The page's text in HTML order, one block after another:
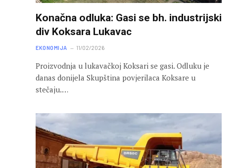
Konačna odluka: Gasi se bh. industrijski
div Koksara Lukavac
EKONOMIJA 11/02/2026
Proizvodnja u lukavačkoj Koksari se gasi. Odluku je
danas donijela Skupština povjerilaca Koksare u
stečaju.…